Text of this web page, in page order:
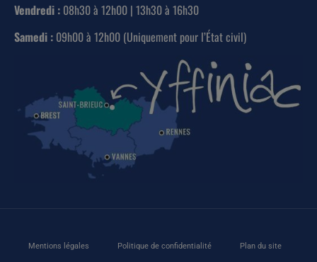
Vendredi : 08h30 à 12h00 | 13h30 à 16h30
Samedi : 09h00 à 12h00 (Uniquement pour l’État civil)
Mentions légales Politique de confidentialité Plan du site